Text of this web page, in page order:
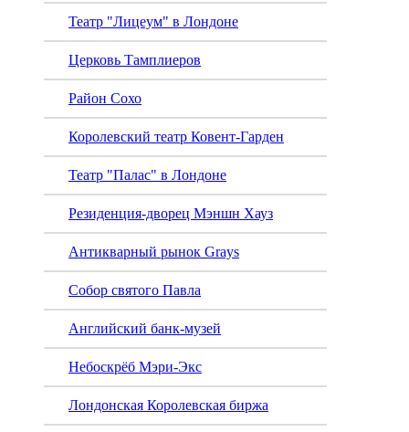
Театр "Лицеум" в Лондоне
Церковь Тамплиеров
Район Сохо
Королевский театр Ковент-Гарден
Театр "Палас" в Лондоне
Резиденция-дворец Мэншн Хауз
Антикварный рынок Grays
Собор святого Павла
Английский банк-музей
Небоскрёб Мэри-Экс
Лондонская Королевская биржа